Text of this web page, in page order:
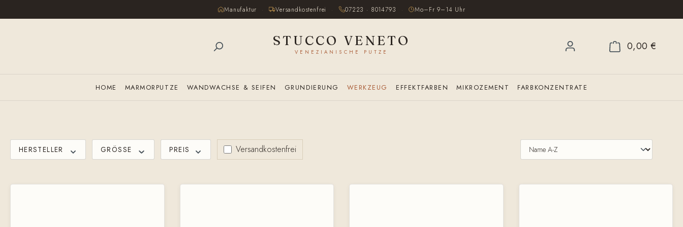
Manufaktur · Versandkostenfrei · 07223 · 8014793 · Mo–Fr 9–14 Uhr
STUCCO VENETO
VENEZIANISCHE PUTZE 0,00 €
HOME MARMORPUTZE WANDWACHSE & SEIFEN GRUNDIERUNG WERKZEUG EFFEKTFARBEN MIKROZEMENT FARBKONZENTRATE
HERSTELLER GRÖSSE PREIS Filter hinzufügen: Versandkostenfrei
Versandkostenfrei